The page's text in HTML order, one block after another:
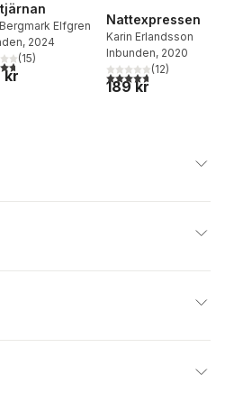
Elfgren
, 2024
5 stjärnor. Totalt antal röster:
(15)
kr
Nattexpressen
Karin Erlandsson
Inbunden, 2020
4,7utav 5 stjärnor.
(12)
189 kr